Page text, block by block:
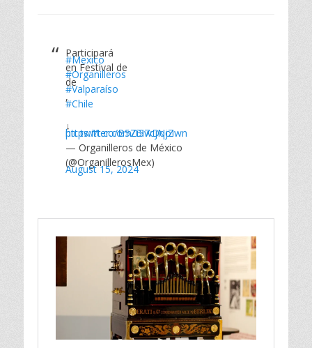
Participará
#Mexico
en Festival de
#Organilleros
de
#Valparaíso
,
#Chile
↓
https://t.co/B5Zi3wDqjZ
pic.twitter.com/Bi7cjNoIwn
— Organilleros de México
(@OrganillerosMex)
August 15, 2024